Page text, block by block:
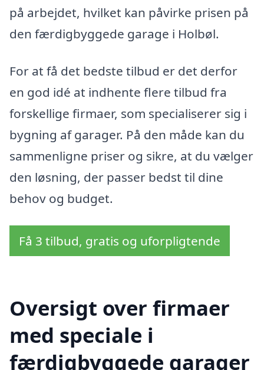
på arbejdet, hvilket kan påvirke prisen på
den færdigbyggede garage i Holbøl.
For at få det bedste tilbud er det derfor
en god idé at indhente flere tilbud fra
forskellige firmaer, som specialiserer sig i
bygning af garager. På den måde kan du
sammenligne priser og sikre, at du vælger
den løsning, der passer bedst til dine
behov og budget.
Få 3 tilbud, gratis og uforpligtende
Oversigt over firmaer
med speciale i
færdigbyggede garager